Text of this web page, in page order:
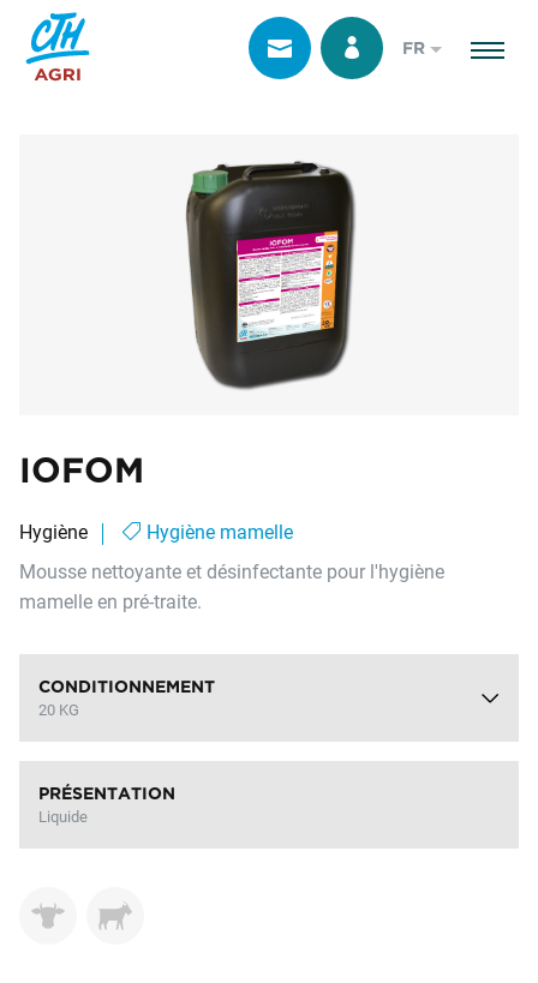
FR
IOFOM
Hygiène
Hygiène mamelle
Mousse nettoyante et désinfectante pour l'hygiène
mamelle en pré-traite.
CONDITIONNEMENT
20 KG
PRÉSENTATION
Liquide